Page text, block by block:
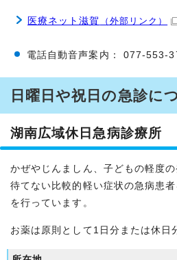
医療ネット滋賀 （外部リンク）
電話自動音声案内： 077-553-
日曜日や祝日の急診に
湖南広域休日急病診療所
かぜやじんましん、子どもの軽度
待てない比較的軽い症状の急病患
を行っています。
お薬は原則として1日分または休日